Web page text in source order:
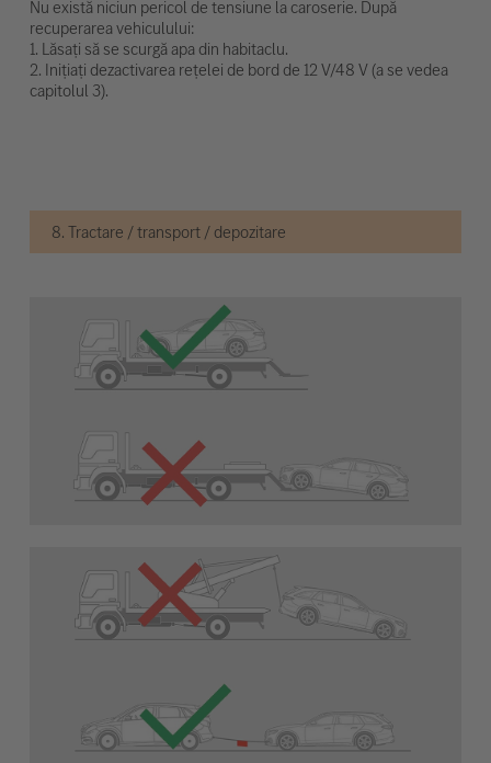
Nu există niciun pericol de tensiune la caroserie. După
recuperarea vehiculului:
1. Lăsați să se scurgă apa din habitaclu.
2. Inițiați dezactivarea rețelei de bord de 12 V/48 V (a se vedea
capitolul 3).
8. Tractare / transport / depozitare